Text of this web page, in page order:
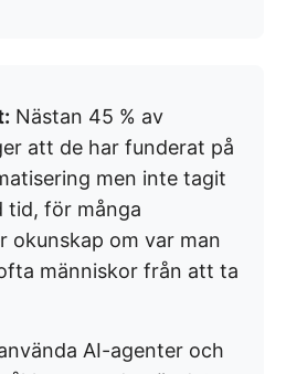
Nästan 45 % av
att de har funderat på
men inte tagit
tid, för många
okunskap om var man
människor från att ta
AI-agenter och